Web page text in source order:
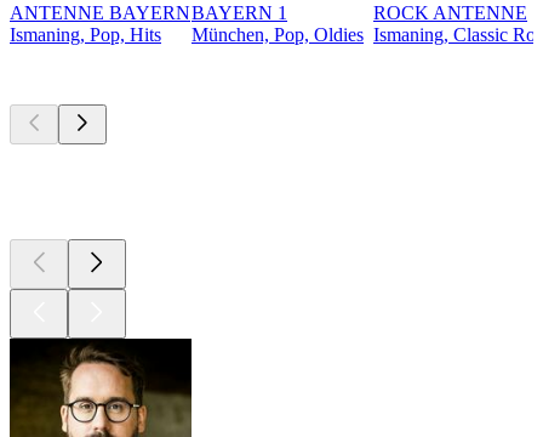
ANTENNE BAYERN
Ismaning, Pop, Hits
BAYERN 1
München, Pop, Oldies
ROCK ANTENNE
Ismaning, Classic